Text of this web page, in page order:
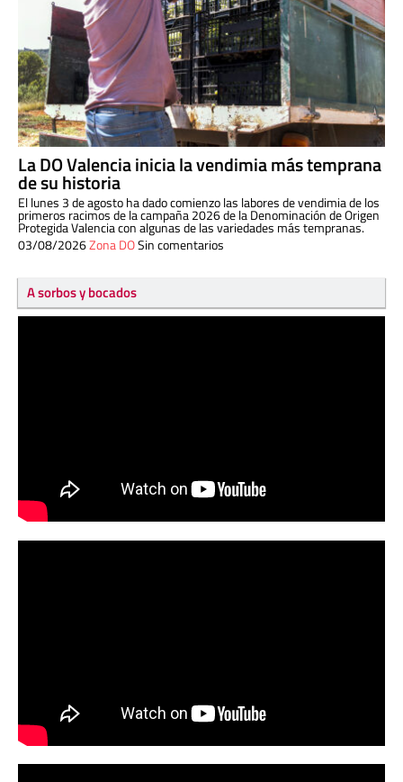
La DO Valencia inicia la vendimia más temprana
de su historia
El lunes 3 de agosto ha dado comienzo las labores de vendimia de los
primeros racimos de la campaña 2026 de la Denominación de Origen
Protegida Valencia con algunas de las variedades más tempranas.
03/08/2026Zona DOSin comentarios
A sorbos y bocados